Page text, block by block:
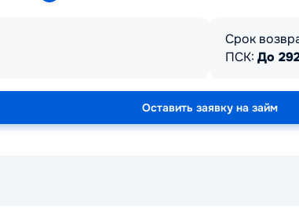
Срок
ПСК: До
Оставить заявку на займ